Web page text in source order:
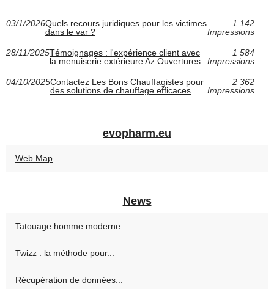
03/1/2026Quels recours juridiques pour les victimes
dans le var ?
1 142
Impressions
28/11/2025Témoignages : l'expérience client avec
la menuiserie extérieure Az Ouvertures
1 584
Impressions
04/10/2025Contactez Les Bons Chauffagistes pour
des solutions de chauffage efficaces
2 362
Impressions
evopharm.eu
Web Map
News
Tatouage homme moderne :...
Twizz : la méthode pour...
Récupération de données...